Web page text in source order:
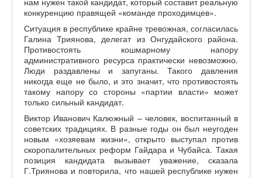
конкуренцию правящей «команде проходимцев».
Ситуация в республике крайне тревожная, согласилась
Галина Триянова, делегат из Онгудайского района.
Противостоять кошмарному напору
административного ресурса практически невозможно.
Люди раздавлены и запуганы. Такого давления
никогда еще не было, и это значит, что противостоять
такому напору со стороны «партии власти» может
только сильный кандидат.
Виктор Иванович Калюжный – человек, воспитанный в
советских традициях. В разные годы он был неугоден
новым «хозяевам жизни», открыто выступал против
скоропалительных реформ Гайдара и Чубайса. Такая
позиция кандидата вызывает уважение, сказала
Г.Триянова и повторила, что нашей республике нужен